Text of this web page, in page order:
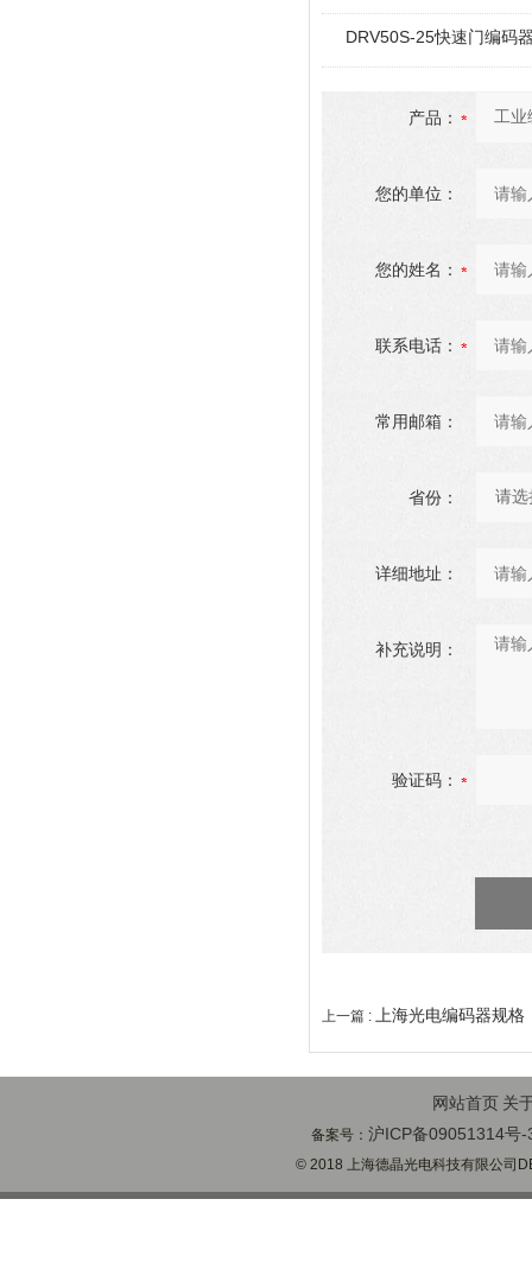
DRV50S-25快速门编码
产品：
您的单位：
您的姓名：
联系电话：
常用邮箱：
省份：
详细地址：
补充说明：
验证码：
上一篇 : 上海光电编码器规格
网站首页 关
备案号：沪ICP备09051314号-
© 2018 上海德晶光电科技有限公司